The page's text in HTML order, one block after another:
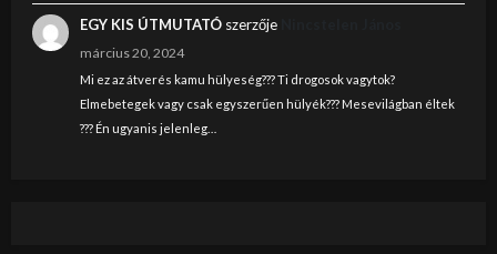
EGY KIS ÚTMUTATÓszerzője
március 20, 2024
Mi ez az átverés kamu hülyeség??? Ti drogosok vagytok?
Elmebetegek vagy csak egyszerűen hülyék??? Mesevilágban éltek
??? Én ugyanis jelenleg…